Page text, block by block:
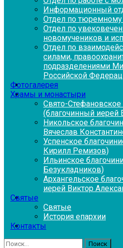
Информационный
Отдел по
Отдел по
новомучеников и
Отдел по
силами,
подразделениями
Российской
Фотогалерея
Храмы и монастыри
Свято-Стефановское
(благочинный иерей
Никольское
Вячеслав
Успенское
Кирилл Ремизов)
Ильинское
Безукладников)
Архангельское
иерей Виктор
Святые
Святые
История епархии
Контакты
Найти: